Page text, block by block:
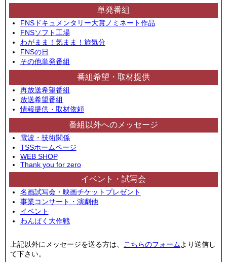
単発番組
FNSドキュメンタリー大賞ノミネート作品
FNSソフト工場
わがまま！気まま！旅気分
FNSの日
その他単発番組
番組希望・取材提供
再放送希望番組
放送希望番組
情報提供・取材依頼
番組以外へのメッセージ
電波・技術関係
TSSホームページ
WEB SHOP
Thank you for zero
イベント・試写会
名画試写会・映画チケットプレゼント
事業コンサート・演劇他
イベント
わんぱく大作戦
上記以外にメッセージを送る方は、 こちらのフォームより送信し
て下さい。